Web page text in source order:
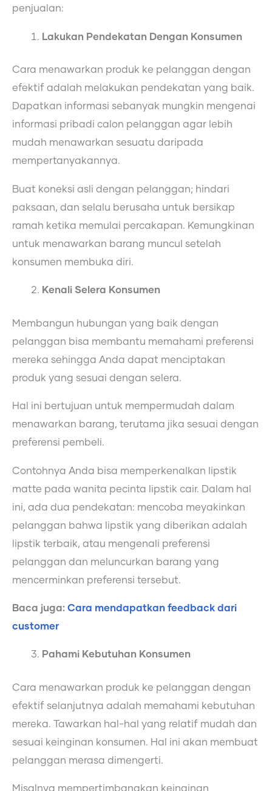
penjualan:
Lakukan Pendekatan Dengan Konsumen
Cara menawarkan produk ke pelanggan dengan
efektif adalah melakukan pendekatan yang baik.
Dapatkan informasi sebanyak mungkin mengenai
informasi pribadi calon pelanggan agar lebih
mudah menawarkan sesuatu daripada
mempertanyakannya.
Buat koneksi asli dengan pelanggan; hindari
paksaan, dan selalu berusaha untuk bersikap
ramah ketika memulai percakapan. Kemungkinan
untuk menawarkan barang muncul setelah
konsumen membuka diri.
Kenali Selera Konsumen
Membangun hubungan yang baik dengan
pelanggan bisa membantu memahami preferensi
mereka sehingga Anda dapat menciptakan
produk yang sesuai dengan selera.
Hal ini bertujuan untuk mempermudah dalam
menawarkan barang, terutama jika sesuai dengan
preferensi pembeli.
Contohnya Anda bisa memperkenalkan lipstik
matte pada wanita pecinta lipstik cair. Dalam hal
ini, ada dua pendekatan: mencoba meyakinkan
pelanggan bahwa lipstik yang diberikan adalah
lipstik terbaik, atau mengenali preferensi
pelanggan dan meluncurkan barang yang
mencerminkan preferensi tersebut.
Baca juga: Cara mendapatkan feedback dari
customer
Pahami Kebutuhan Konsumen
Cara menawarkan produk ke pelanggan dengan
efektif selanjutnya adalah memahami kebutuhan
mereka. Tawarkan hal-hal yang relatif mudah dan
sesuai keinginan konsumen. Hal ini akan membuat
pelanggan merasa dimengerti.
Misalnya mempertimbangkan keinginan